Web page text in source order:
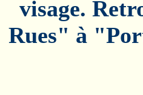
visage.
Rues" à